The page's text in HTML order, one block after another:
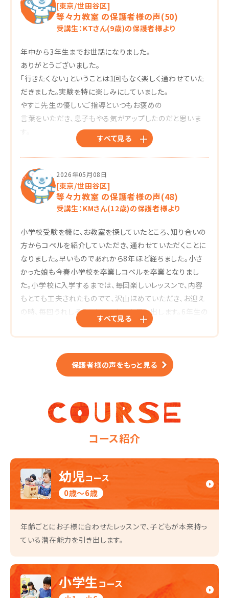
[東京/世田谷区]
等々力教室 の保護者様の声(50)
受講生：KTさん(9歳)の保護者様より
年中から3年生までお世話になりました。
ありがとうございました。
「行きたくない」ということは1回もなく楽しく通わせていた
だきました。実験を特に楽しみにしていました。
やすこ先生の優しいご指導といつもお褒めの
言葉をいただき、息子もやる気がアップしたのだと思いま
す。
今でも、「これコペルで習った」ということがたくさんありま
す。
本当に長い間ありがとうございました。
すべて見る
2026年05月08日
[東京/世田谷区]
等々力教室 の保護者様の声(48)
受講生：KMさん(12歳)の保護者様より
小学校受験を機に、お教室を探していたところ、知り合いの
方からコペルを紹介していただき、通わせていただくことに
なりました。早いものであれから8年ほど経ちました。小さ
かった娘も今春小学校を卒業しコペルを卒業となりまし
た。小学校に入学するまでは、毎回楽しいレッスンで、内容
もとても工夫されたものでて、沢山ほめていただき、お迎え
の時、毎回うれしそうにしていたのを思い出します。6年生の
最後まで通わせていただきましたが、学習塾とは異なる多
方面での思考力、理解力が身についたように思います。先生
の暖かく丁厚いご指導のおかげです。私も親としていろいろ
と思い悩むことがありましたが、その都度親身になって相談
にのっていただき、とても感謝しております。中学生になり、
基礎の力を活かして、これからも色々なことに挑戦していけ
るといいと思っています。長い間お世話になりました。あり
すべて見る
保護者様の声をもっと見る
コース紹介
幼児コース
0歳～6歳
年齢ごとにお子様に合わせたレッスンで、子どもが本来持っ
ている潜在能力を引き出します。
小学生コース